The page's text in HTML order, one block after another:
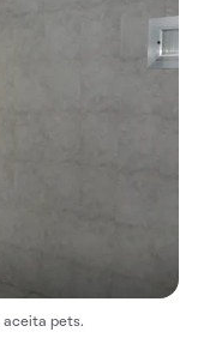
aceita pets.